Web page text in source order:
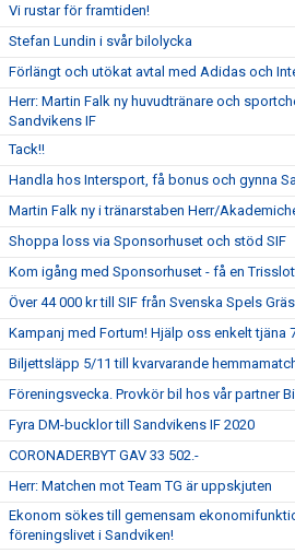
Vi rustar för framtiden!
Stefan Lundin i svår bilolycka
Förlängt och utökat avtal med Adidas och
Herr: Martin Falk ny huvudtränare och
Sandvikens IF
Tack!!
Handla hos Intersport, få bonus och gynna
Martin Falk ny i tränarstaben Herr/
Shoppa loss via Sponsorhuset och stöd SIF
Kom igång med Sponsorhuset - få en
Över 44 000 kr till SIF från Svenska Spels
Kampanj med Fortum! Hjälp oss enkelt tjäna
Biljettsläpp 5/11 till kvarvarande
Föreningsvecka. Provkör bil hos vår partner
Fyra DM-bucklor till Sandvikens IF 2020
CORONADERBYT GAV 33 502.-
Herr: Matchen mot Team TG är uppskjuten
Ekonom sökes till gemensam
föreningslivet i Sandviken!